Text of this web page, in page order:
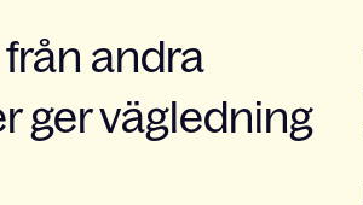
andra
ger vägledning